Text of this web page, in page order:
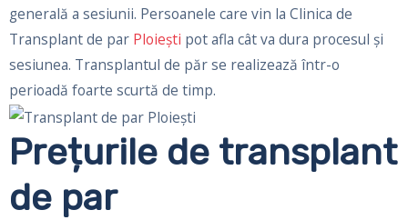
generală a sesiunii. Persoanele care vin la Clinica de
Transplant de par Ploieşti pot afla cât va dura procesul şi
sesiunea. Transplantul de păr se realizează într-o
perioadă foarte scurtă de timp.
Prețurile de transplant
de par